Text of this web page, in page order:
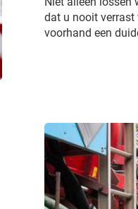
dat u nooit verrast
voorhand een